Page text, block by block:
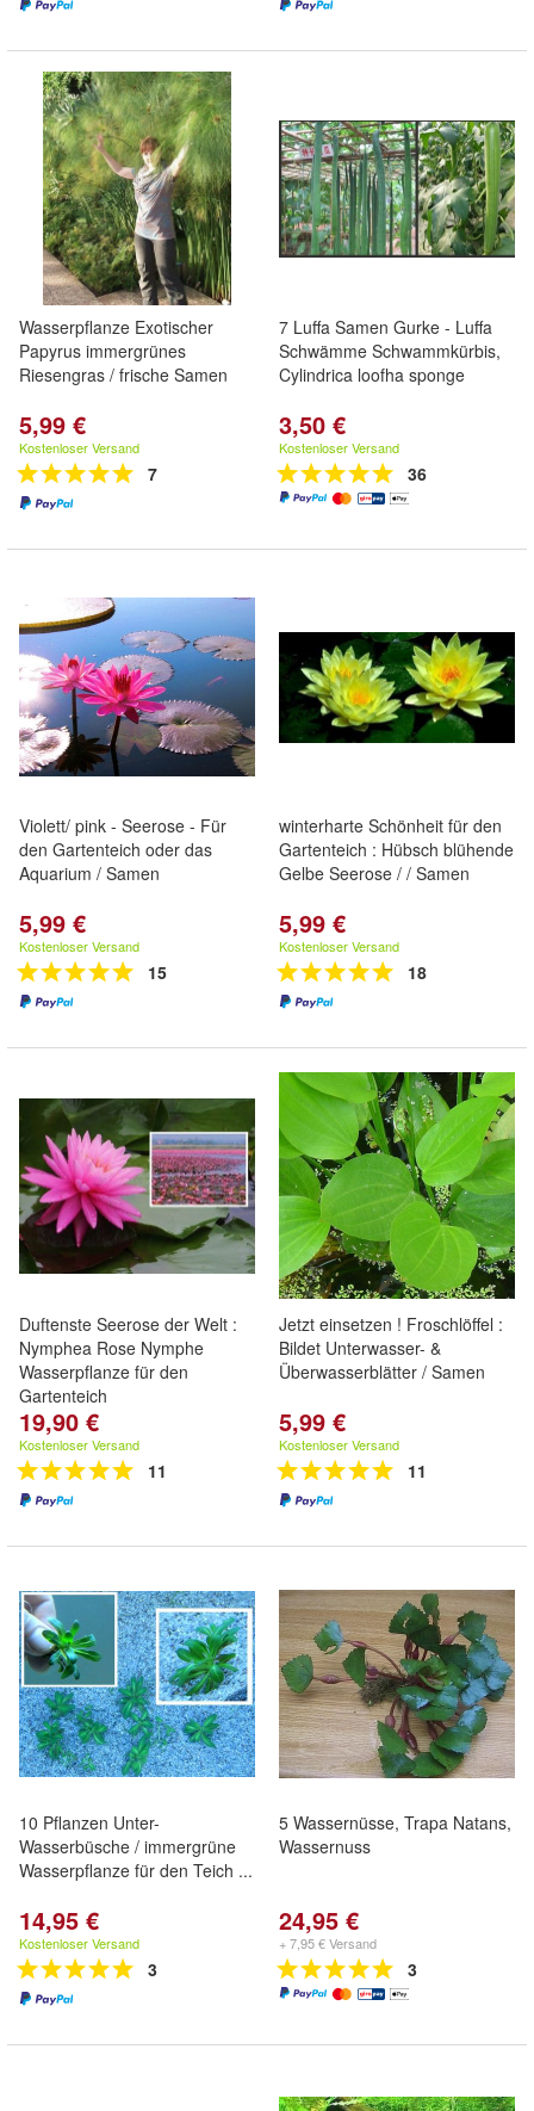
Wasserpflanze Exotischer
Papyrus immergrünes
Riesengras / frische Samen
5,99 €
Kostenloser Versand
7
7 Luffa Samen Gurke - Luffa
Schwämme Schwammkürbis,
Cylindrica loofha sponge
3,50 €
Kostenloser Versand
36
Violett/ pink - Seerose - Für
den Gartenteich oder das
Aquarium / Samen
5,99 €
Kostenloser Versand
15
winterharte Schönheit für den
Gartenteich : Hübsch blühende
Gelbe Seerose / / Samen
5,99 €
Kostenloser Versand
18
Duftenste Seerose der Welt :
Nymphea Rose Nymphe
Wasserpflanze für den
Gartenteich
19,90 €
Kostenloser Versand
11
Jetzt einsetzen ! Froschlöffel :
Bildet Unterwasser- &
Überwasserblätter / Samen
5,99 €
Kostenloser Versand
11
10 Pflanzen Unter-
Wasserbüsche / immergrüne
Wasserpflanze für den Teich ...
14,95 €
Kostenloser Versand
3
5 Wassernüsse, Trapa Natans,
Wassernuss
24,95 €
+ 7,95 € Versand
3